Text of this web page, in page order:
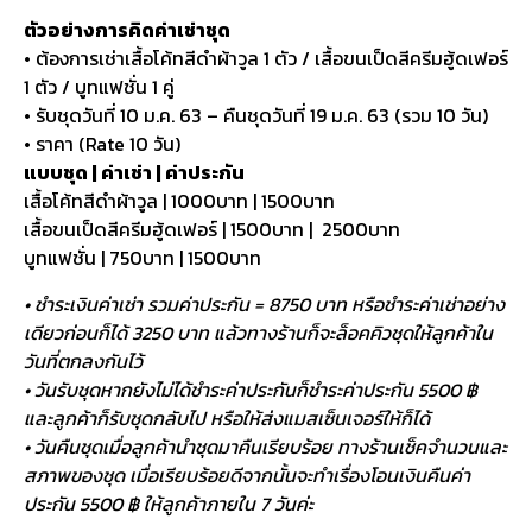
ตัวอย่างการคิดค่าเช่าชุด
• ต้องการเช่าเสื้อโค้ทสีดำผ้าวูล 1 ตัว / เสื้อขนเป็ดสีครีมฮู้ดเฟอร์
1 ตัว / บูทแฟชั่น 1 คู่
• รับชุดวันที่ 10 ม.ค. 63 – คืนชุดวันที่ 19 ม.ค. 63 (รวม 10 วัน)
• ราคา (Rate 10 วัน)
แบบชุด | ค่าเช่า | ค่าประกัน
เสื้อโค้ทสีดำผ้าวูล | 1000บาท | 1500บาท
เสื้อขนเป็ดสีครีมฮู้ดเฟอร์ | 1500บาท | 2500บาท
บูทแฟชั่น | 750บาท | 1500บาท
• ชำระเงินค่าเช่า รวมค่าประกัน = 8750 บาท หรือชำระค่าเช่าอย่าง
เดียวก่อนก็ได้ 3250 บาท แล้วทางร้านก็จะล็อคคิวชุดให้ลูกค้าใน
วันที่ตกลงกันไว้
• วันรับชุดหากยังไม่ได้ชำระค่าประกันก็ชำระค่าประกัน 5500 ฿
และลูกค้าก็รับชุดกลับไป หรือให้ส่งแมสเซ็นเจอร์ให้ก็ได้
• วันคืนชุดเมื่อลูกค้านำชุดมาคืนเรียบร้อย ทางร้านเช็คจำนวนและ
สภาพของชุด เมื่อเรียบร้อยดีจากนั้นจะทำเรื่องโอนเงินคืนค่า
ประกัน 5500 ฿ ให้ลูกค้าภายใน 7 วันค่ะ